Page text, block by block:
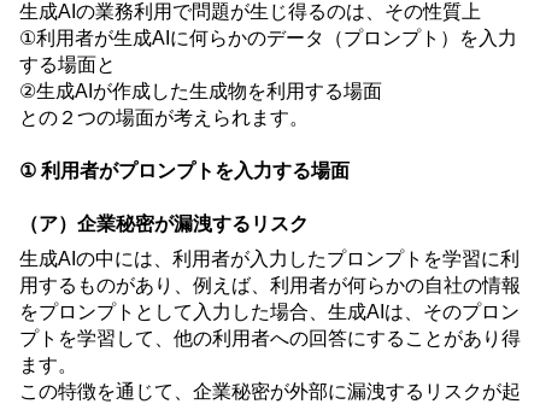
生成AI の業務利用で問題が生じ得るのは、その性質上
①利用者が生成AI に何らかのデータ（プロンプト）を入力
する場面と
②生成AI が作成した生成物を利用する場面
との２つの場面が考えられます。
① 利用者がプロンプトを入力する場面
（ア）企業秘密が漏洩するリスク
生成AI の中には、利用者が入力したプロンプトを学習に利
用するものがあり、例えば、利用者が何らかの自社の情報
をプロンプトとして入力した場合、生成AI は、そのプロン
プトを学習して、他の利用者への回答にすることがあり得
ます。
この特徴を通じて、企業秘密が外部に漏洩するリスクが起